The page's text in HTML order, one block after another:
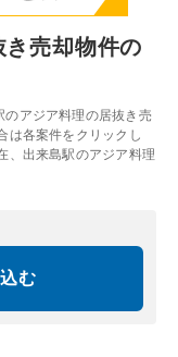
売却物件の
アジア料理の居抜き売
は各案件をクリックし
、出来島駅のアジア料理
む